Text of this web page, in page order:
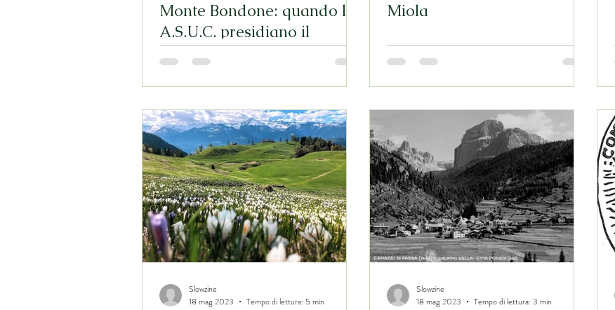
Monte Bondone: quando le
A.S.U.C. presidiano il
territorio e costruiscono
Miola
Slowzine
18 mag 2023
Tempo di lettura: 5 min
Slowzine
18 mag 2023
Tempo di lettura: 3 min